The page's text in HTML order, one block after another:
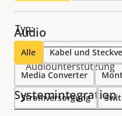
Audio
Audiounterstützung
Systemintegration
Typ:
Alle Kabel und
Media Converter
Stromversorgung